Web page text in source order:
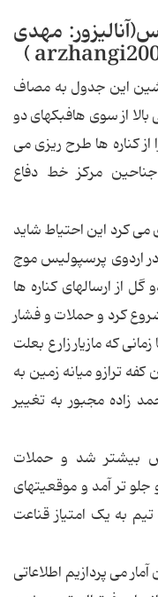
مهدی
این جدول به مصاف
از سوی هافبکهای دو
کناره ها طرح ریزی می
مرکز خط دفاع
کرد این احتیاط شاید
اردوی پرسپولیس موج
از ارسالهای کناره ها
شروع کرد و حملات و فشار
که مازیار زارع بعلت
ترازو میانه زمین به
مجبور به تغییر
بیشتر شد و حملات
جلو تر آمد و موقعیتهای
به یک امتیاز قناعت
می پردازیم اطلاعاتی